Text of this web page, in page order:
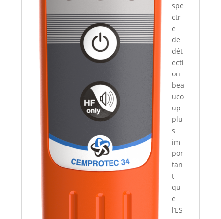
spe
ctr
e
de
dét
ecti
on
bea
uco
up
plu
s
im
por
tan
t
qu
e
l’ES